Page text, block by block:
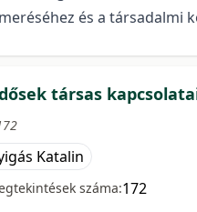
és a társadalmi
társas
Katalin
száma:172